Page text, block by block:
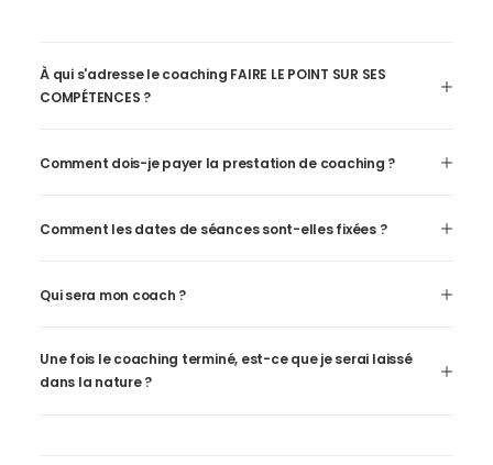
À qui s'adresse le coaching FAIRE LE POINT SUR SES
COMPÉTENCES ?
Comment dois-je payer la prestation de coaching ?
Comment les dates de séances sont-elles fixées ?
Qui sera mon coach ?
Une fois le coaching terminé, est-ce que je serai laissé
dans la nature ?